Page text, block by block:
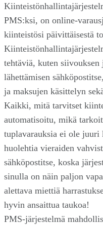
PMS:ksi, on online-
kiinteistösi päivittäisestä
tehtäviä, kuten siivouksen
lähettämisen
ja maksujen käsittelyn
Kaikki, mitä tarvitset
automatisoitu, mikä
tuplavarauksia ei ole juuri
huolehtia vieraiden
sähköpostitse, koska
sinulla on näin paljon
alettava miettiä
hyvin ansaittua taukoa!
PMS-järjestelmä